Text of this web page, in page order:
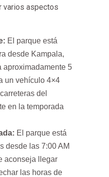
varios aspectos
El parque está
desde Kampala,
aproximadamente 5
un vehículo 4×4
del
en la temporada
El parque está
desde las 7:00 AM
aconseja llegar
las horas de